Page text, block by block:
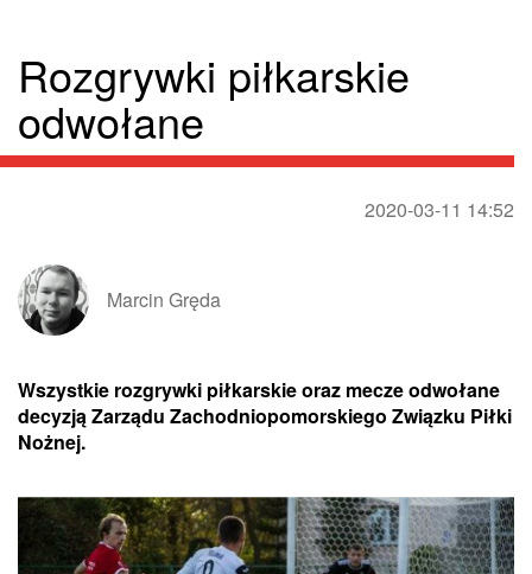
Rozgrywki piłkarskie
odwołane
2020-03-11 14:52
Marcin Gręda
Wszystkie rozgrywki piłkarskie oraz mecze odwołane
decyzją Zarządu Zachodniopomorskiego Związku Piłki
Nożnej.